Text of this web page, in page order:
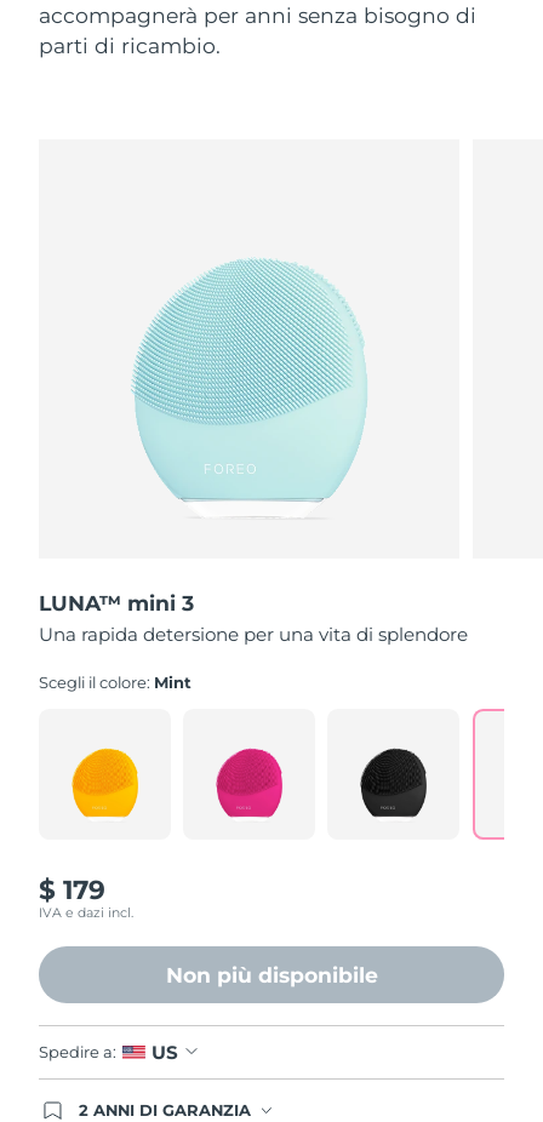
accompagnerà per anni senza bisogno di
parti di ricambio.
LUNA™ mini 3
Una rapida detersione per una vita di splendore
Scegli il colore: Mint
$ 179
IVA e dazi incl.
Non più disponibile
Spedire a: US
2 ANNI DI GARANZIA